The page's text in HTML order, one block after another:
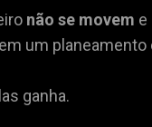
não se movem e
um planeamento
ganha.